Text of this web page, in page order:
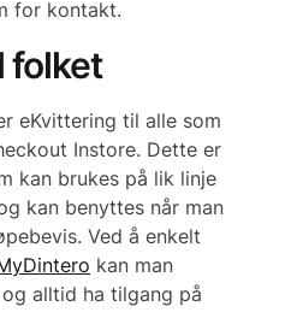
for kontakt.
folket
eKvittering til alle som
Instore. Dette er
kan brukes på lik linje
kan benyttes når man
Ved å enkelt
kan man
alltid ha tilgang på